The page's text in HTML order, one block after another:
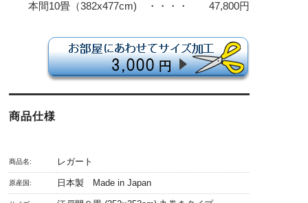
本間10畳（382x477cm) ・・・・ 47,800円
商品仕様
商品名: レガート
原産国: 日本製 Made in Japan